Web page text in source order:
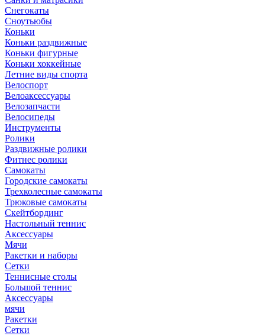
Снегокаты
Сноутьюбы
Коньки
Коньки раздвижные
Коньки фигурные
Коньки хоккейные
Летние виды спорта
Велоспорт
Велоаксессуары
Велозапчасти
Велосипеды
Инструменты
Ролики
Раздвижные ролики
Фитнес ролики
Самокаты
Городские самокаты
Трехколесные самокаты
Трюковые самокаты
Скейтбординг
Настольный теннис
Аксессуары
Мячи
Ракетки и наборы
Сетки
Теннисные столы
Большой теннис
Аксессуары
мячи
Ракетки
Сетки